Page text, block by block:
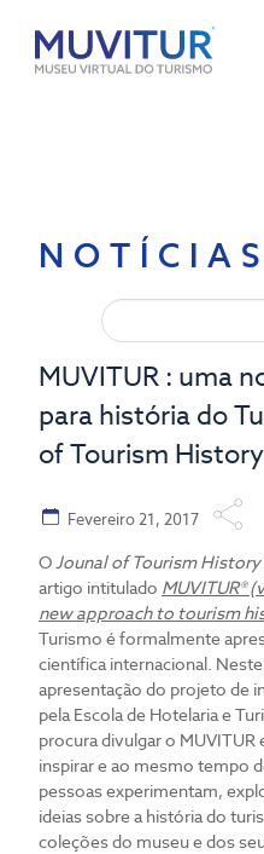
Notice: Undefined index:
/var/www/html/core/main/
NOTÍCIAS
MUVITUR : uma
para história do
of Tourism History
Fevereiro 21, 2017
OJounal of Tourism History
artigo intitulado MUVITUR®
new approach to tourism
Turismo é formalmente
científica internacional.
apresentação do projeto de
pela Escola de Hotelaria e
procura divulgar o MUVITUR
inspirar e ao mesmo tempo
pessoas experimentam,
ideias sobre a história do
coleções do museu e dos